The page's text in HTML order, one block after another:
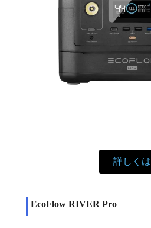
詳しくは
EcoFlow RIVER Pro